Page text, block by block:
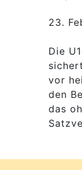
23.
Die
vor
den
das